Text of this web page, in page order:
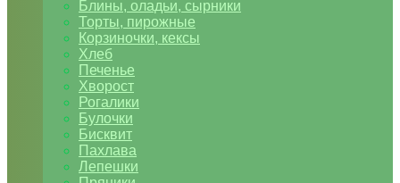
Блины, оладьи, сырники
Торты, пирожные
Корзиночки, кексы
Хлеб
Печенье
Хворост
Рогалики
Булочки
Бисквит
Пахлава
Лепешки